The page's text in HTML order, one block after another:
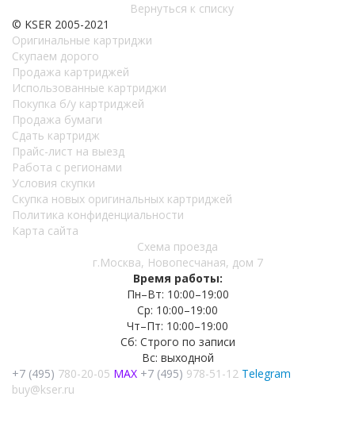
Вернуться к списку
© KSER 2005-2021
Оригинальные картриджи
Скупаем дорого
Продажа картриджей
Использованные картриджи
Покупка б/у картриджей
Продажа бумаги
Сдать картридж
Прайс-лист на выезд
Работа с регионами
Условия скупки
Скупка новых оригинальных картриджей
Политика конфиденциальности
Карта сайта
Схема проезда
г.Москва, Новопесчаная, дом 7
Время работы:
Пн–Вт: 10:00–19:00
Ср: 10:00–19:00
Чт–Пт: 10:00–19:00
Сб: Строго по записи
Вс: выходной
+7 (495) 780-20-05 MAX +7 (495) 978-51-12 Telegram
buy@kser.ru